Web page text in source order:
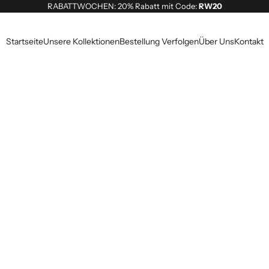
RABATTWOCHEN: 20% Rabatt mit Code:RW20
StartseiteUnsere KollektionenBestellung VerfolgenÜber UnsKontakt